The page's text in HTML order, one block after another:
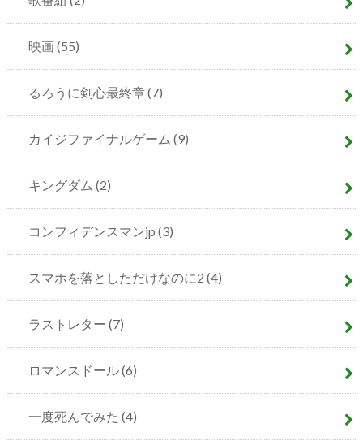
映画(55)
るろうに剣心最終章(7)
カイジファイナルゲーム (9)
キングダム (2)
コンフィデンスマンjp (3)
スマホを落としただけなのに2 (4)
ラストレター (7)
ロマンスドール(6)
一度死んでみた (4)